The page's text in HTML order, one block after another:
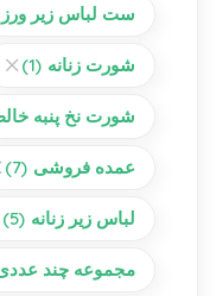
ست لباس زیر
شورت زنانه (1)
شورت نخ پنبه
عمده فروشی (7)
لباس زیر زنانه (5)
مجموعه چند عددی